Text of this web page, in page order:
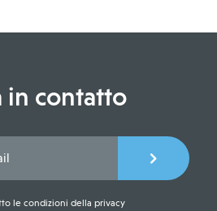
in contatto
le condizioni della privacy